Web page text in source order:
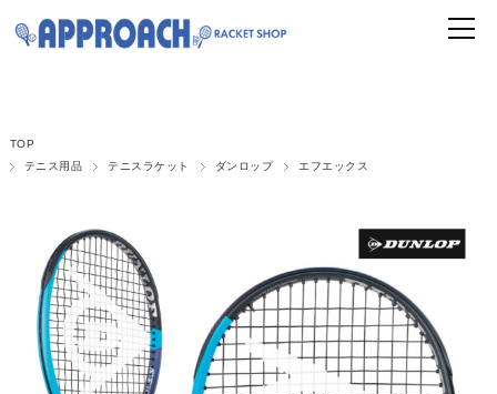
TOP
テニス用品
テニスラケット ダンロップ エフエックス